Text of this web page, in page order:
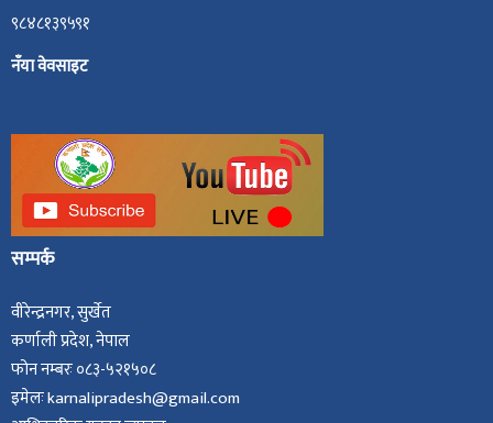
९८४८१३९५९१
नँया वेवसाइट
सम्पर्क
वीरेन्द्रनगर, सुर्खेत
कर्णाली प्रदेश, नेपाल
फोन नम्बरः ०८३-५२१५०८
इमेलः karnalipradesh@gmail.com